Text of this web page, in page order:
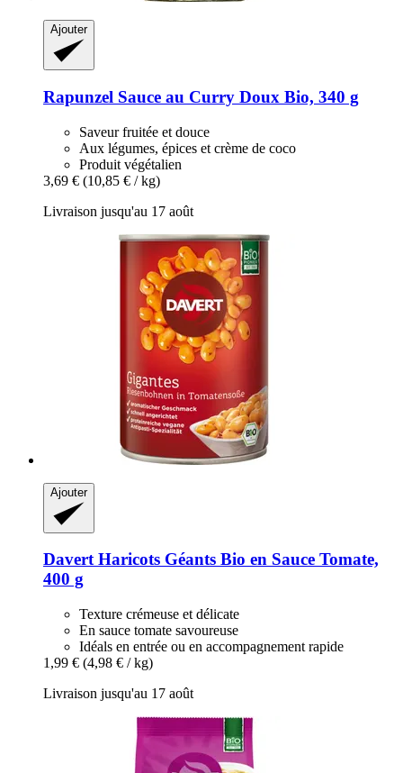
Ajouter
Rapunzel Sauce au Curry Doux Bio, 340 g
Saveur fruitée et douce
Aux légumes, épices et crème de coco
Produit végétalien
3,69 € (10,85 € / kg)
Livraison jusqu'au 17 août
Ajouter
DavertHaricots Géants Bio en Sauce Tomate,
400 g
Texture crémeuse et délicate
En sauce tomate savoureuse
Idéals en entrée ou en accompagnement rapide
1,99 € (4,98 € / kg)
Livraison jusqu'au 17 août